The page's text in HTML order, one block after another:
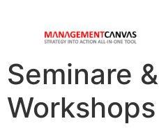
Seminare &
Workshops